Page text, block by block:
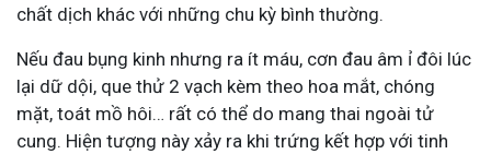
chất dịch khác với những chu kỳ bình thường.
Nếu đau bụng kinh nhưng ra ít máu, cơn đau âm ỉ đôi lúc
lại dữ dội, que thử 2 vạch kèm theo hoa mắt, chóng
mặt, toát mồ hôi… rất có thể do mang thai ngoài tử
cung. Hiện tượng này xảy ra khi trứng kết hợp với tinh